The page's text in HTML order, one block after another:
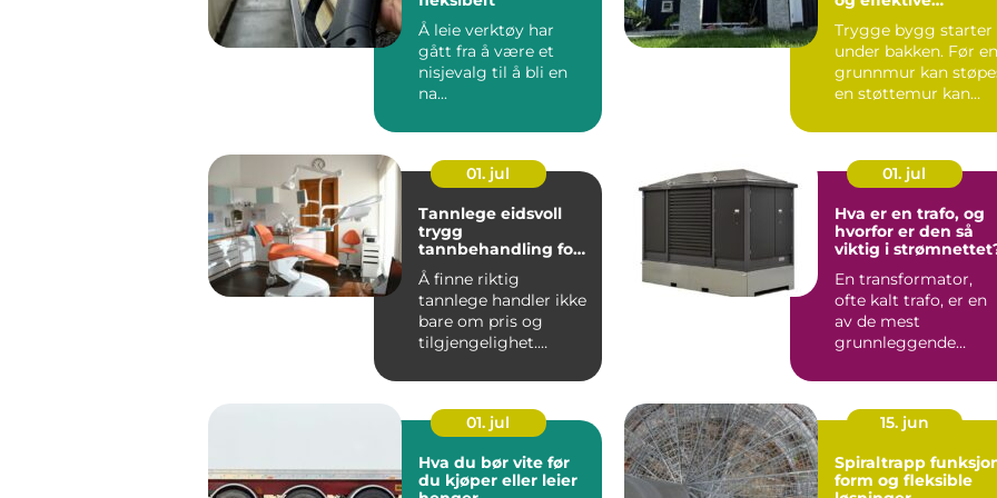
Å leie verktøy har
gått fra å være et
nisjevalg til å bli en
na...
Trygge bygg starter
under bakken. Før en
grunnmur kan
en støttemur kan
01. jul
Tannlege eidsvoll
trygg
tannbehandling for
hele familien
Å finne riktig
tannlege handler ikke
bare om pris og
tilgjengelighet.
rolig og forut...
01. jul
Hva er en trafo, og
hvorfor er den så
viktig i
En transformator,
ofte kalt trafo, er en
av de mest
grunnleggende
strømnettet. Uten ...
01. jul
Hva du bør vite før
du kjøper eller leier
15. jun
Spiraltrapp funksjon,
form og fleksible